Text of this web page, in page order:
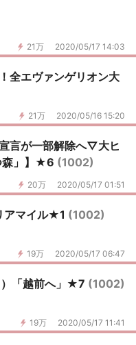
21万 2020/05/17 14:03
全エヴァンゲリオン大
21万 2020/05/16 15:20
言が一部解除へ▽大ヒ
森」】★6 (1002)
20万 2020/05/17 01:51
マイル★1 (1002)
19万 2020/05/17 06:47
）「越前へ」★7 (1002)
19万 2020/05/17 11:41